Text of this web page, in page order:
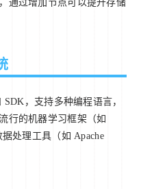
通过增加节点可以提升存储
，支持多种编程语言，
行的机器学习框架（如
处理工具（如 Apache